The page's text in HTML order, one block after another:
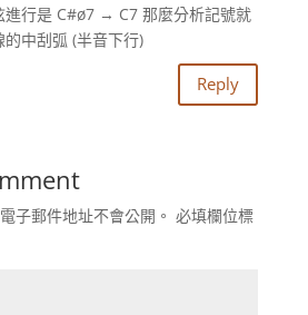
進行是 C#ø7 → C7 那麼分析記號就
的中刮弧 (半音下行)
Reply
子郵件地址不會公開。 必填欄位標